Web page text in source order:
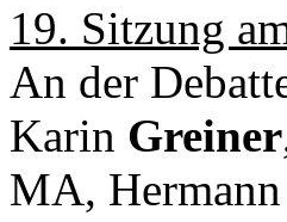
19. Sitzung
An der
Karin Greiner
MA, Hermann